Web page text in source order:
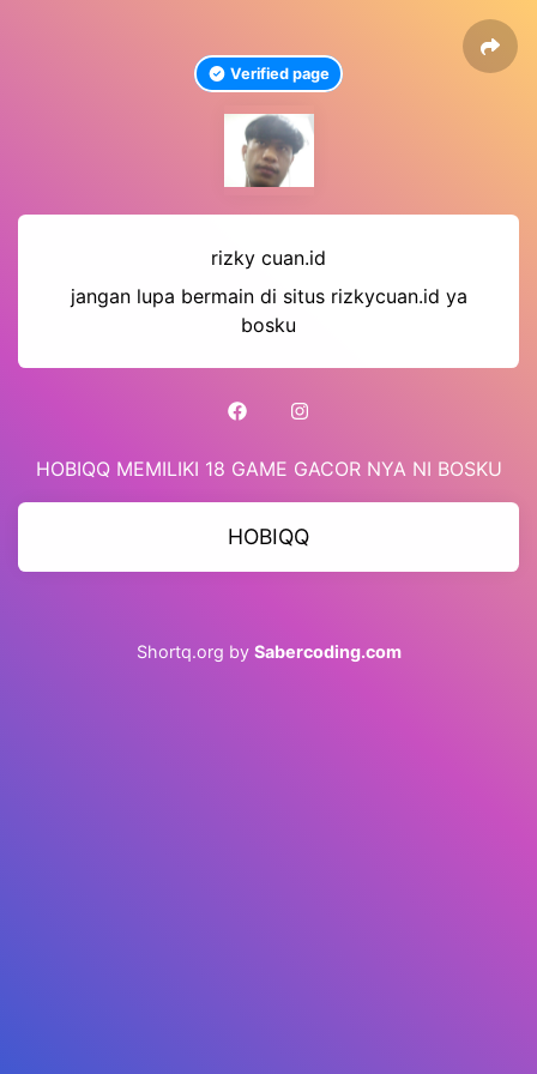
Verified page
rizky cuan.id
jangan lupa bermain di situs rizkycuan.id ya
bosku
HOBIQQ MEMILIKI 18 GAME GACOR NYA NI BOSKU
HOBIQQ
Shortq.org by Sabercoding.com